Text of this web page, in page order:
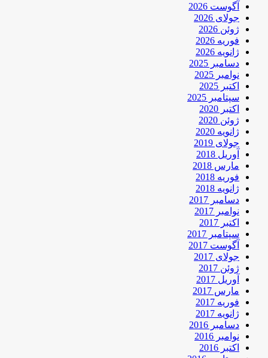
آگوست 2026
جولای 2026
ژوئن 2026
فوریه 2026
ژانویه 2026
دسامبر 2025
نوامبر 2025
اکتبر 2025
سپتامبر 2025
اکتبر 2020
ژوئن 2020
ژانویه 2020
جولای 2019
آوریل 2018
مارس 2018
فوریه 2018
ژانویه 2018
دسامبر 2017
نوامبر 2017
اکتبر 2017
سپتامبر 2017
آگوست 2017
جولای 2017
ژوئن 2017
آوریل 2017
مارس 2017
فوریه 2017
ژانویه 2017
دسامبر 2016
نوامبر 2016
اکتبر 2016